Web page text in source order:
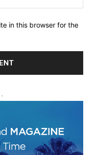
in this browser for the
-